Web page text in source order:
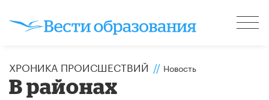
ХРОНИКА ПРОИСШЕСТВИЙ // Новость
В районах